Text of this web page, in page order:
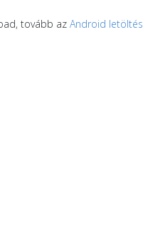
tovább az Android letöltés